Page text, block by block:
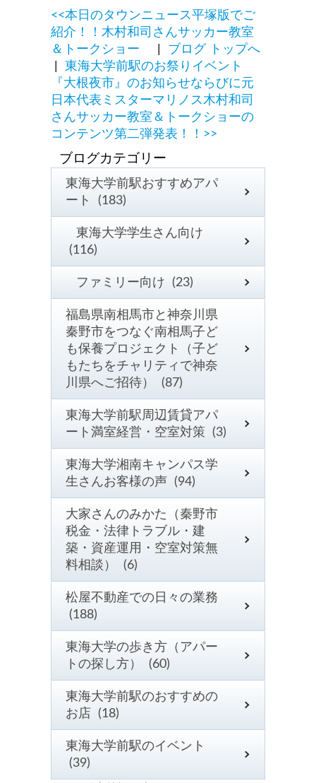
<<本日のタウンニュース平塚版でご
紹介！！木村和司さんサッカー教室
＆トークショー
ブログ トップへ
東海大学前駅のお祭りイベント
『大根夜市』のお知らせならびに元
日本代表ミスターマリノス木村和司
さんサッカー教室＆トークショーの
コンテンツ第二弾発表！！>>
東海大学前駅おすすめアパ
ート (183)
東海大学学生さん向け
(116)
ファミリー向け (23)
福島県南相馬市と神奈川県
秦野市をつなぐ南相馬子ど
も保養プロジェクト（子ど
もたちをチャリティで神奈
川県へご招待） (87)
東海大学前駅周辺賃貸アパ
ート満室経営・空室対策 (3)
東海大学湘南キャンパス学
生さんお客様の声 (94)
大家さんのみかた（秦野市
税金・法律トラブル・建
築・資産運用・空室対策無
料相談） (6)
松屋不動産での日々の業務
(188)
東海大学の歩き方（アパー
トの探し方） (60)
東海大学前駅のおすすめの
お店 (18)
東海大学前駅のイベント
(39)